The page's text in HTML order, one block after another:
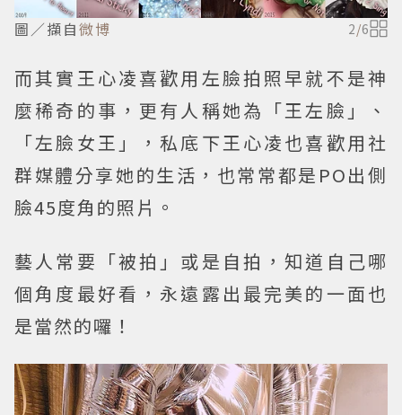
圖／擷自微博 2/6
而其實王心凌喜歡用左臉拍照早就不是神
麼稀奇的事，更有人稱她為「王左臉」、
「左臉女王」，私底下王心凌也喜歡用社
群媒體分享她的生活，也常常都是PO出側
臉45度角的照片。
藝人常要「被拍」或是自拍，知道自己哪
個角度最好看，永遠露出最完美的一面也
是當然的囉！